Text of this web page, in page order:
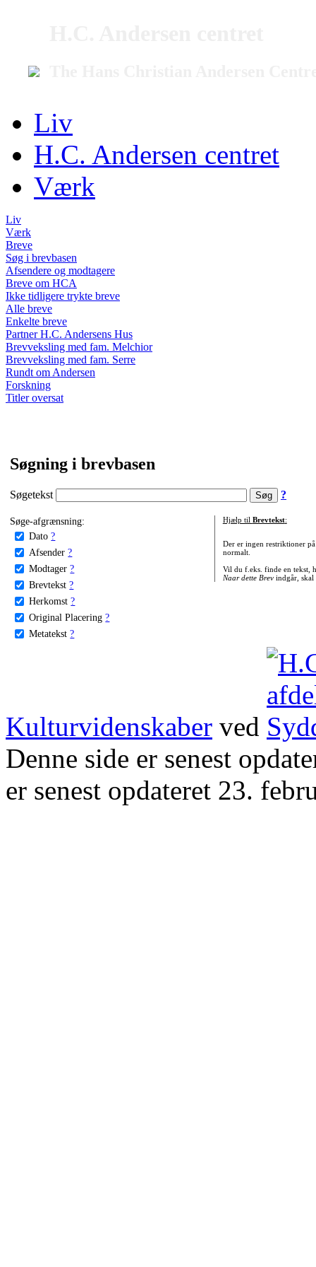
Liv
H.C. Andersen centret
Værk
Liv
Værk
Breve
Søg i brevbasen
Afsendere og modtagere
Breve om HCA
Ikke tidligere trykte breve
Alle breve
Enkelte breve
Partner H.C. Andersens Hus
Brevveksling med fam. Melchior
Brevveksling med fam. Serre
Rundt om Andersen
Forskning
Titler oversat
Søgning i brevbasen
Søgetekst ?
Søge-afgrænsning:
Dato ?
Afsender ?
Modtager ?
Brevtekst ?
Herkomst ?
Original Placering ?
Metatekst ?
Hjælp til Brevtekst:
Der er ingen restriktioner
normalt.
Vil du f.eks. finde en tekst,
Naar dette Brevindgår, skal
Kulturvidenskaber ved
Denne side er senest
er senest opdateret 23.